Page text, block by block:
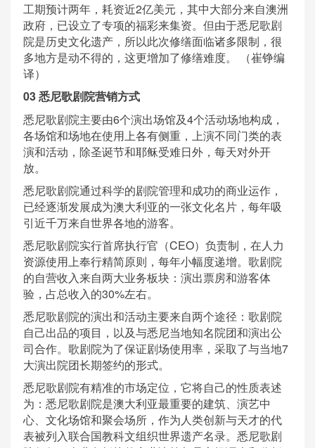
工期预计两年，耗资近2亿美元，其中大部分来自澳洲
政府，已设立了专项的福彩来集资。但由于悉尼歌剧
院是历史文化遗产，所以此次修缮面临诸多限制，很
多地方是动不得的，这更增加了修缮难度。 （崔铮编
译）
03 悉尼歌剧院营销方式
悉尼歌剧院主要由6个演出场馆及4个活动场地构成，
各场馆和场地在使用上各有侧重，上演不同门类的表
演和活动，除圣诞节和耶稣受难日外，每天对外开
放。
悉尼歌剧院通过科学的剧院管理和成功的商业运作，
已经逐渐发展成为澳大利亚的一张文化名片，每年吸
引近千万来自世界各地的游客。
悉尼歌剧院实行首席执行官（CEO）负责制，在人力
资源使用上奉行精简原则，每年小幅度递增。歌剧院
的自营收入来自两大业务板块：演出票房和游客体
验，占总收入的30%左右。
悉尼歌剧院的演出和活动主要来自两个途径：歌剧院
自己出品的项目，以及与悉尼当地知名院团和演出公
司合作。歌剧院为了保证剧场使用率，采取了与当地7
大演出院团长期签约的形式。
悉尼歌剧院有精准的市场定位，它将自己的性质表述
为：悉尼歌剧院是澳大利亚最重要的建筑、演艺中
心、文化场馆和聚会场所，作为人类创新与天才的代
表被列入联合国教科文组织世界遗产名录。悉尼歌剧